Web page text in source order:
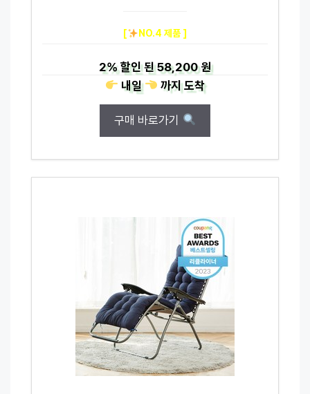
[ NO.4 제품 ]
2%할인 된58,200 원
내일
까지도착
구매 바로가기